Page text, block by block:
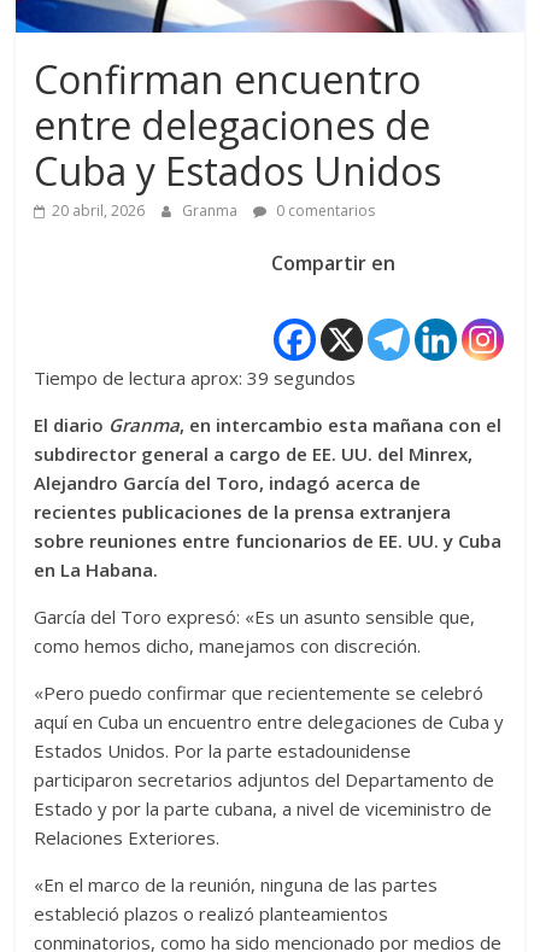
Confirman encuentro
entre delegaciones de
Cuba y Estados Unidos
20 abril, 2026 Granma 0 comentarios
Compartir en
Tiempo de lectura aprox: 39 segundos
El diario Granma, en intercambio esta mañana con el
subdirector general a cargo de EE. UU. del Minrex,
Alejandro García del Toro, indagó acerca de
recientes publicaciones de la prensa extranjera
sobre reuniones entre funcionarios de EE. UU. y Cuba
en La Habana.
García del Toro expresó: «Es un asunto sensible que,
como hemos dicho, manejamos con discreción.
«Pero puedo confirmar que recientemente se celebró
aquí en Cuba un encuentro entre delegaciones de Cuba y
Estados Unidos. Por la parte estadounidense
participaron secretarios adjuntos del Departamento de
Estado y por la parte cubana, a nivel de viceministro de
Relaciones Exteriores.
«En el marco de la reunión, ninguna de las partes
estableció plazos o realizó planteamientos
conminatorios, como ha sido mencionado por medios de